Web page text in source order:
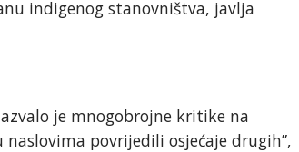
indigenog stanovništva, javlja
je mnogobrojne kritike na
povrijedili osjećaje drugih”,